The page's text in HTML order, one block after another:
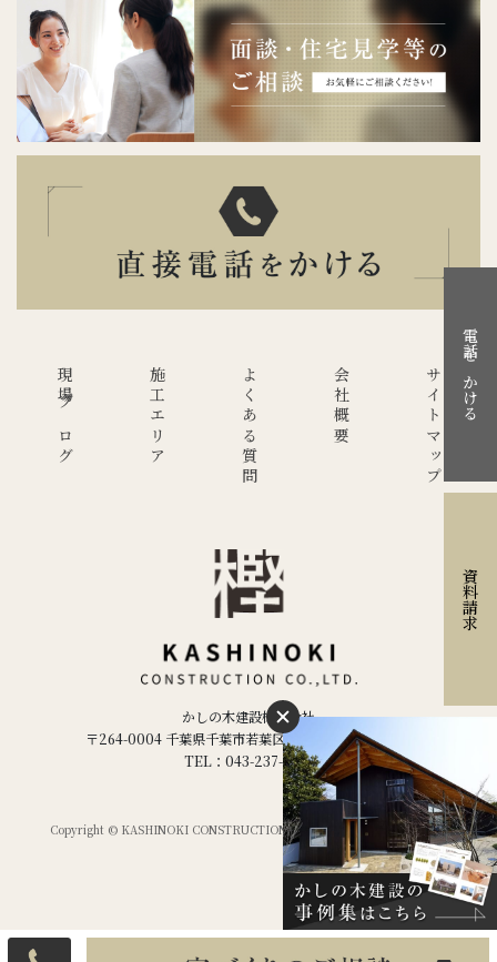
現場ブログ 施工エリア よくある質問 会社概要 サイトマップ
かしの木建設株式会社
〒264-0004 千葉県千葉市若葉区千城台西２丁目２−５
TEL：043-237-1886
Copyright © KASHINOKI CONSTRUCTION Co.ltd,. All Rights Reserved.
電話をかける
資料請求